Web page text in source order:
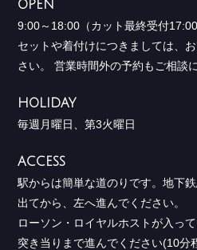
OPEN
9:00～18:00（カット最終受付17:00
セットや着付けにつきましては、
さい。 営業時間外の予約もご相談
HOLIDAY
毎週月曜日、第3火曜日
ACCESS
駅からは簡単な道のりです。地下
出てから、左へ進んでください。
ローソン・ロイヤルホストが入っ
突き当りまで進んでください(10分